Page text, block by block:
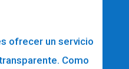
ofrecer un servicio
Como